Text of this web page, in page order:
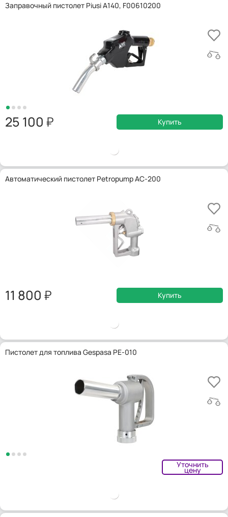
Заправочный пистолет Piusi A140, F00610200
25 100 Купить
Автоматический пистолет Petropump AC-200
11 800 Купить
Пистолет для топлива Gespasa PE-010
Уточнить
цену